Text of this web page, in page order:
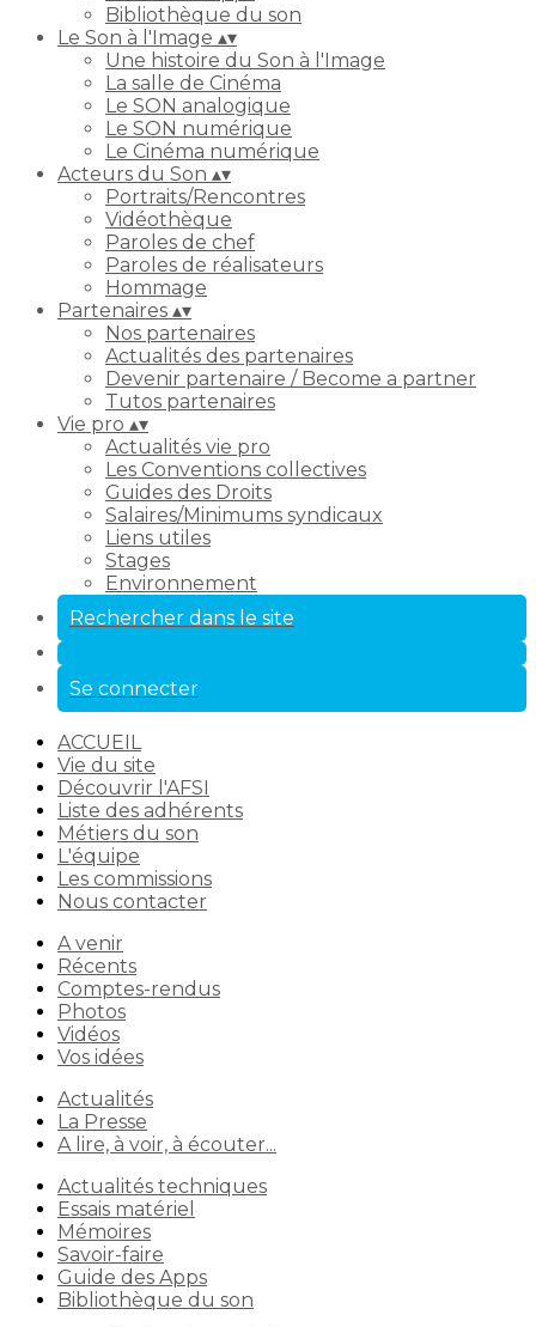
Bibliothèque du son
Le Son à l'Image ▴▾
Une histoire du Son à l'Image
La salle de Cinéma
Le SON analogique
Le SON numérique
Le Cinéma numérique
Acteurs du Son ▴▾
Portraits/Rencontres
Vidéothèque
Paroles de chef
Paroles de réalisateurs
Hommage
Partenaires ▴▾
Nos partenaires
Actualités des partenaires
Devenir partenaire / Become a partner
Tutos partenaires
Vie pro ▴▾
Actualités vie pro
Les Conventions collectives
Guides des Droits
Salaires/Minimums syndicaux
Liens utiles
Stages
Environnement
Rechercher dans le site
Se connecter
ACCUEIL
Vie du site
Découvrir l'AFSI
Liste des adhérents
Métiers du son
L'équipe
Les commissions
Nous contacter
A venir
Récents
Comptes-rendus
Photos
Vidéos
Vos idées
Actualités
La Presse
A lire, à voir, à écouter...
Actualités techniques
Essais matériel
Mémoires
Savoir-faire
Guide des Apps
Bibliothèque du son